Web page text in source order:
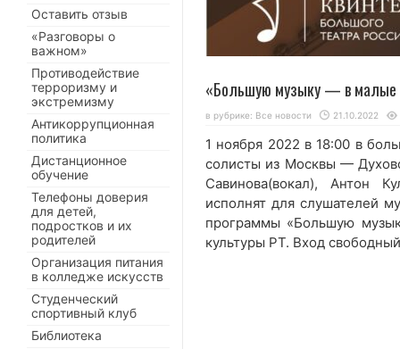
«Большую музыку — в малые
в рубрике: Все новости 21.10.2022
1 ноября 2022 в 18:00 в
солисты из Москвы —
Савинова(вокал), Антон
исполнят для слушателей
программы «Большую
культуры РТ. Вход
Оставить отзыв
«Разговоры о
важном»
Противодействие
терроризму и
экстремизму
Антикоррупционная
политика
Дистанционное
обучение
Телефоны доверия
для детей,
подростков и их
родителей
Организация питания
в колледже искусств
Студенческий
спортивный клуб
Библиотека